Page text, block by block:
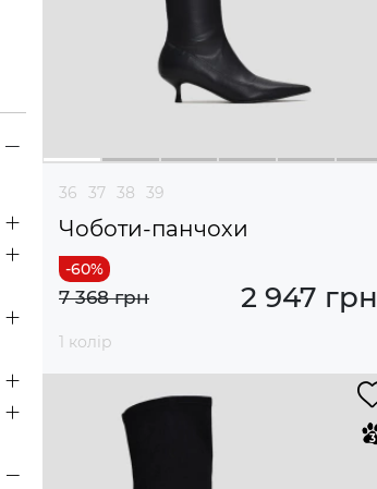
36 37 38 39
Чоботи-панчохи
2 947 грн
7 368 грн
1 колір